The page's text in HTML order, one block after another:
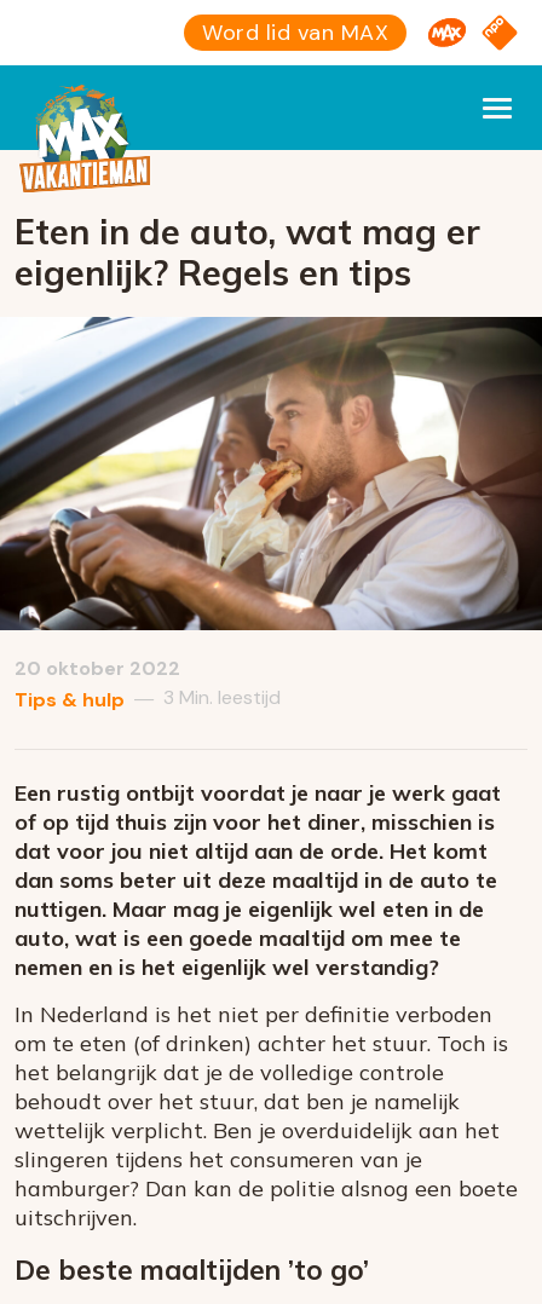
Word lid van MAX Omroep
NPO
Eten in de auto, wat mag er
eigenlijk? Regels en tips
20 oktober 2022
Tips & hulp — 3 Min. leestijd
Een rustig ontbijt voordat je naar je werk gaat
of op tijd thuis zijn voor het diner, misschien is
dat voor jou niet altijd aan de orde. Het komt
dan soms beter uit deze maaltijd in de auto te
nuttigen. Maar mag je eigenlijk wel eten in de
auto, wat is een goede maaltijd om mee te
nemen en is het eigenlijk wel verstandig?
In Nederland is het niet per definitie verboden
om te eten (of drinken) achter het stuur. Toch is
het belangrijk dat je de volledige controle
behoudt over het stuur, dat ben je namelijk
wettelijk verplicht. Ben je overduidelijk aan het
slingeren tijdens het consumeren van je
hamburger? Dan kan de politie alsnog een boete
uitschrijven.
De beste maaltijden ’to go’